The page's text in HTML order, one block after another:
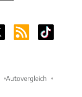
Autovergleich